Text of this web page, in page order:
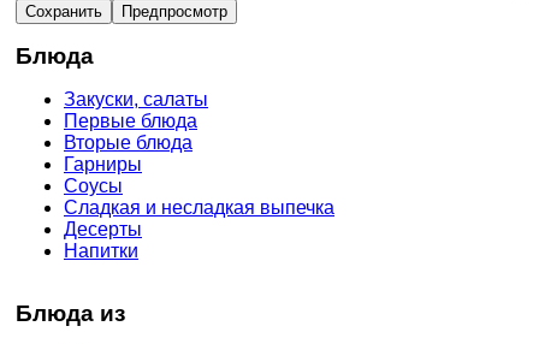
Блюда
Закуски, салаты
Первые блюда
Вторые блюда
Гарниры
Соусы
Сладкая и несладкая выпечка
Десерты
Напитки
Блюда из